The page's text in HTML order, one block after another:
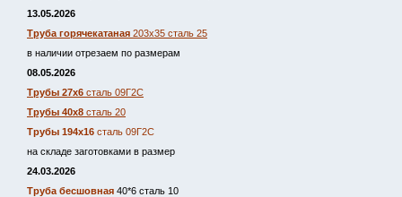
13.05.2026
Труба горячекатаная 203х35 сталь 25
в наличии отрезаем по размерам
08.05.2026
Трубы 27х6 сталь 09Г2С
Трубы 40х8 сталь 20
Трубы 194х16 сталь 09Г2С
на складе заготовками в размер
24.03.2026
Труба бесшовная 40*6 сталь 10